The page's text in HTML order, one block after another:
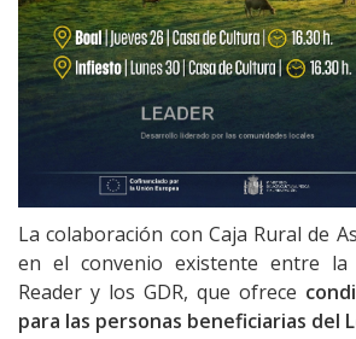
La colaboración con Caja Rural de
en el convenio existente entre la
Reader y los GDR, que ofrece
para las personas beneficiarias del